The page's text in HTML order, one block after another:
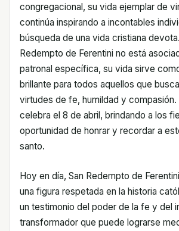
congregacional, su vida ejemplar de
continúa inspirando a incontables
búsqueda de una vida cristiana
Redempto de Ferentini no está
patronal específica, su vida sirve
brillante para todos aquellos que
virtudes de fe, humildad y compasión.
celebra el 8 de abril, brindando a los
oportunidad de honrar y recordar a
santo.
Hoy en día, San Redempto de
una figura respetada en la historia
un testimonio del poder de la fe y del
transformador que puede lograrse